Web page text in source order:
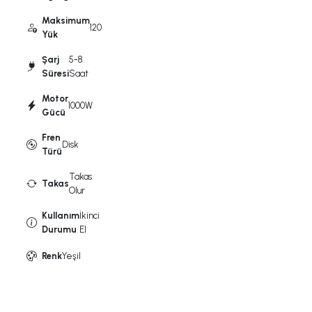
Maksimum
Yük
120
Şarj
Süresi
5-8
Saat
Motor
Gücü
1000W
Fren
Türü
Disk
Takas
Takas
Olur
Kullanım
Durumu
İkinci
El
RenkYeşil